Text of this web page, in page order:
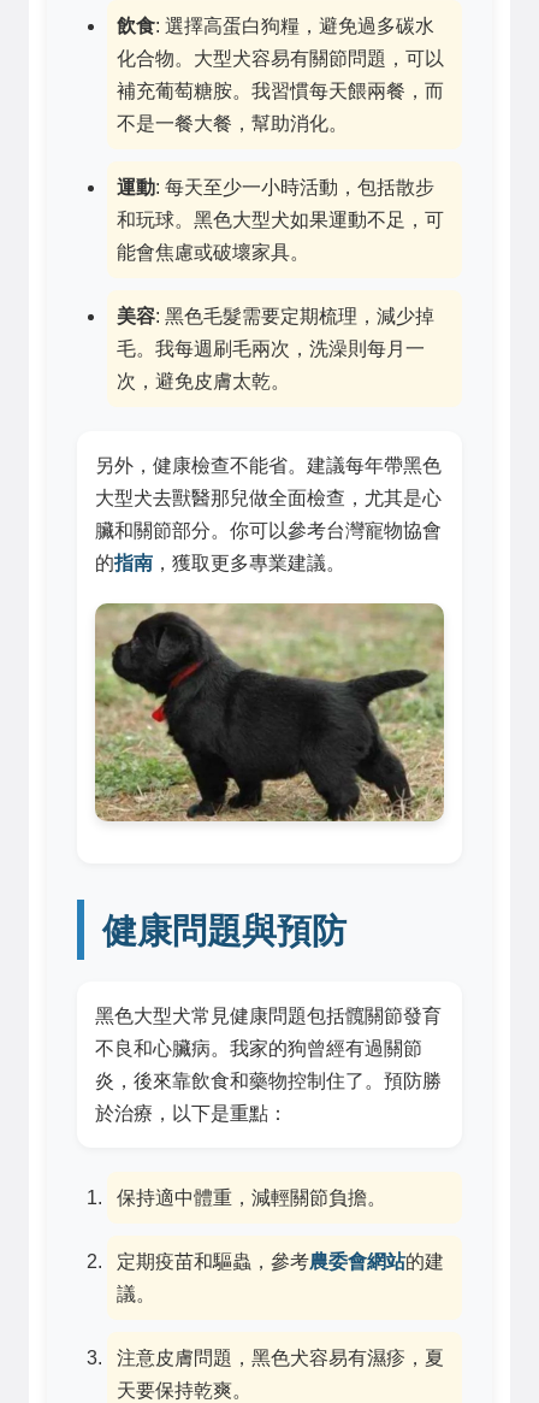
飲食: 選擇高蛋白狗糧，避免過多碳水
化合物。大型犬容易有關節問題，可以
補充葡萄糖胺。我習慣每天餵兩餐，而
不是一餐大餐，幫助消化。
運動: 每天至少一小時活動，包括散步
和玩球。黑色大型犬如果運動不足，可
能會焦慮或破壞家具。
美容: 黑色毛髮需要定期梳理，減少掉
毛。我每週刷毛兩次，洗澡則每月一
次，避免皮膚太乾。
另外，健康檢查不能省。建議每年帶黑色
大型犬去獸醫那兒做全面檢查，尤其是心
臟和關節部分。你可以參考台灣寵物協會
的指南 ，獲取更多專業建議。
健康問題與預防
黑色大型犬常見健康問題包括髖關節發育
不良和心臟病。我家的狗曾經有過關節
炎，後來靠飲食和藥物控制住了。預防勝
於治療，以下是重點：
保持適中體重，減輕關節負擔。
定期疫苗和驅蟲，參考農委會網站的建
議。
注意皮膚問題，黑色犬容易有濕疹，夏
天要保持乾爽。